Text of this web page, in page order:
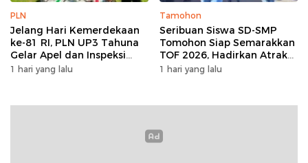
PLN
Jelang Hari Kemerdekaan
ke-81 RI, PLN UP3 Tahuna
Gelar Apel dan Inspeksi
Peralatan Guna Pastikan
1 hari yang lalu
Tamohon
Seribuan Siswa SD-SMP
Tomohon Siap Semarakkan
TOF 2026, Hadirkan Atraksi
Kolosal dan Harmoni Seni
1 hari yang lalu